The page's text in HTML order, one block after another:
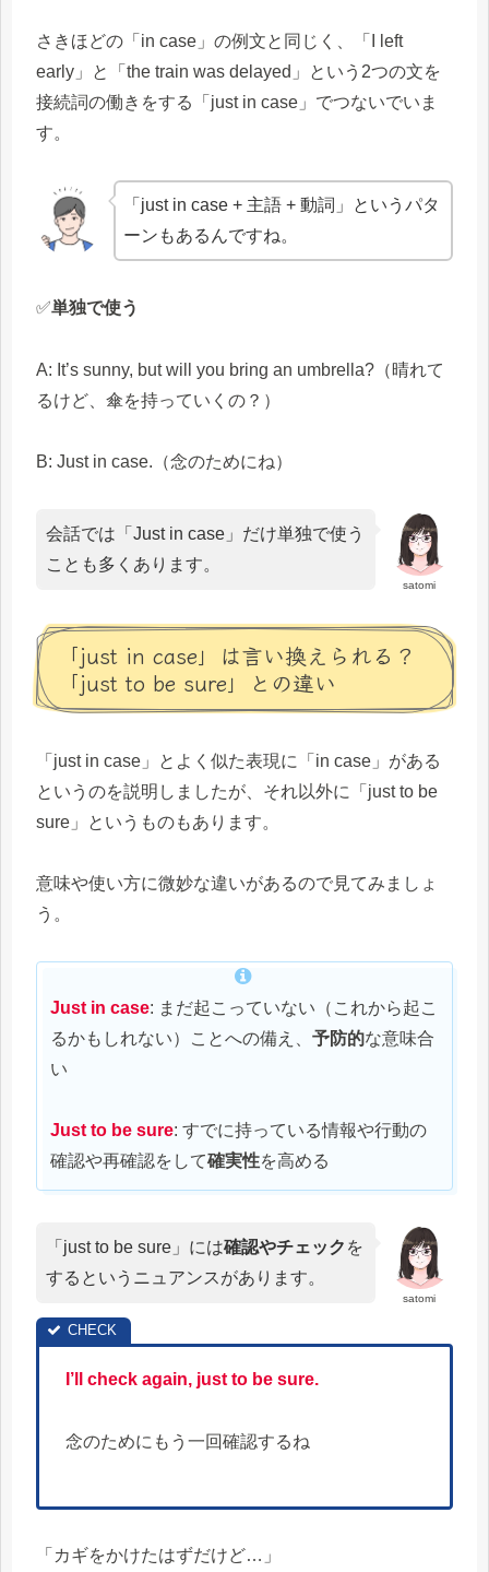
さきほどの「in case」の例文と同じく、「I left
early」と「the train was delayed」という2つの文を
接続詞の働きをする「just in case」でつないでいま
す。
「just in case + 主語 + 動詞」というパタ
ーンもあるんですね。
✅単独で使う
A: It’s sunny, but will you bring an umbrella?（晴れて
るけど、傘を持っていくの？）
B: Just in case.（念のためにね）
satomi
会話では「Just in case」だけ単独で使う
ことも多くあります。
「just in case」は言い換えられる？
「just to be sure」との違い
「just in case」とよく似た表現に「in case」がある
というのを説明しましたが、それ以外に「just to be
sure」というものもあります。
意味や使い方に微妙な違いがあるので見てみましょ
う。
Just in case: まだ起こっていない（これから起こ
るかもしれない）ことへの備え、 予防的な意味合
い
Just to be sure: すでに持っている情報や行動の
確認や再確認をして確実性を高める
satomi
「just to be sure」には確認やチェック を
するというニュアンスがあります。
I’ll check again, just to be sure.
念のためにもう一回確認するね
「カギをかけたはずだけど…」